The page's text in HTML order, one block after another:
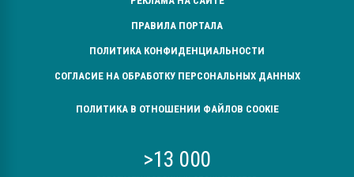
ПРАВИЛА ПОРТАЛА
ПОЛИТИКА КОНФИДЕНЦИАЛЬНОСТИ
СОГЛАСИЕ НА ОБРАБОТКУ ПЕРСОНАЛЬНЫХ ДАННЫХ
ПОЛИТИКА В ОТНОШЕНИИ ФАЙЛОВ COOKIE
>13 000